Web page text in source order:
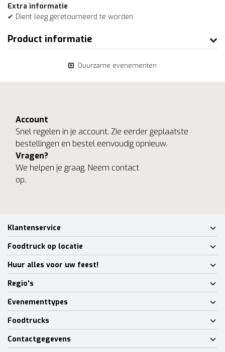
Extra informatie
✔ Dient leeg geretourneerd te worden
Product informatie
Duurzame evenementen
Account
Snel regelen in je account. Zie eerder geplaatste
bestellingen en bestel eenvoudig opnieuw.
Vragen?
We helpen je graag. Neem contact
op.
Klantenservice
Foodtruck op locatie
Huur alles voor uw feest!
Regio's
Evenementtypes
Foodtrucks
Contactgegevens